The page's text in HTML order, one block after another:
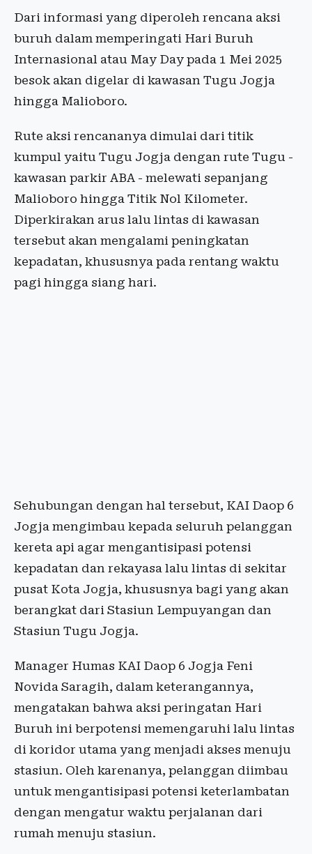
Dari informasi yang diperoleh rencana aksi
buruh dalam memperingati Hari Buruh
Internasional atau May Day pada 1 Mei 2025
besok akan digelar di kawasan Tugu Jogja
hingga Malioboro.
Rute aksi rencananya dimulai dari titik
kumpul yaitu Tugu Jogja dengan rute Tugu -
kawasan parkir ABA - melewati sepanjang
Malioboro hingga Titik Nol Kilometer.
Diperkirakan arus lalu lintas di kawasan
tersebut akan mengalami peningkatan
kepadatan, khususnya pada rentang waktu
pagi hingga siang hari.
Sehubungan dengan hal tersebut, KAI Daop 6
Jogja mengimbau kepada seluruh pelanggan
kereta api agar mengantisipasi potensi
kepadatan dan rekayasa lalu lintas di sekitar
pusat Kota Jogja, khususnya bagi yang akan
berangkat dari Stasiun Lempuyangan dan
Stasiun Tugu Jogja.
Manager Humas KAI Daop 6 Jogja Feni
Novida Saragih, dalam keterangannya,
mengatakan bahwa aksi peringatan Hari
Buruh ini berpotensi memengaruhi lalu lintas
di koridor utama yang menjadi akses menuju
stasiun. Oleh karenanya, pelanggan diimbau
untuk mengantisipasi potensi keterlambatan
dengan mengatur waktu perjalanan dari
rumah menuju stasiun.